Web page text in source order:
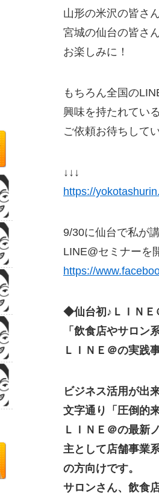
山形の米沢の皆さん
宮城の仙台の皆さん
お楽しみに！
もちろん全国の
興味を持たれてい
ご依頼お待ちして
↓↓↓
https://
9/30に仙台で私が
LINE@セミナーを
https://
◆仙台初♪ＬＩＮＥ
「飲食店やサロン
ＬＩＮＥ＠の実践
ビジネス活用が出
文字通り「圧倒的
ＬＩＮＥ＠の最新
主として店舗事業
の方向けです。
サロンさん、飲食